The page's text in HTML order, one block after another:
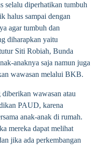
selalu diperhatikan tumbuh
halus sampai dengan
agar tumbuh dan
diharapkan yaitu
Siti Robiah, Bunda
anaknya saja namun juga
wawasan melalui BKB.
wawasan atau
PAUD, karena
anak-anak di rumah.
mereka dapat melihat
jika ada perkembangan